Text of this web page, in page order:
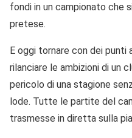
fondi in un campionato che
pretese.
E oggi tornare con dei punti
rilanciare le ambizioni di un
pericolo di una stagione
lode. Tutte le partite del
trasmesse in diretta sulla